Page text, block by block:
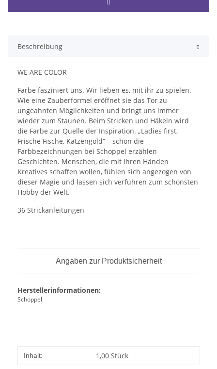
Beschreibung
WE ARE COLOR
Farbe fasziniert uns. Wir lieben es, mit ihr zu spielen.
Wie eine Zauberformel eröffnet sie das Tor zu
ungeahnten Möglichkeiten und bringt uns immer
wieder zum Staunen. Beim Stricken und Häkeln wird
die Farbe zur Quelle der Inspiration. „Ladies first,
Frische Fische, Katzengold“ – schon die
Farbbezeichnungen bei Schoppel erzählen
Geschichten. Menschen, die mit ihren Händen
Kreatives schaffen wollen, fühlen sich angezogen von
dieser Magie und lassen sich verführen zum schönsten
Hobby der Welt.
36 Strickanleitungen
Angaben zur Produktsicherheit
Herstellerinformationen:
Schoppel
Produkteigenschaft
Wert
Inhalt: 1,00 Stück